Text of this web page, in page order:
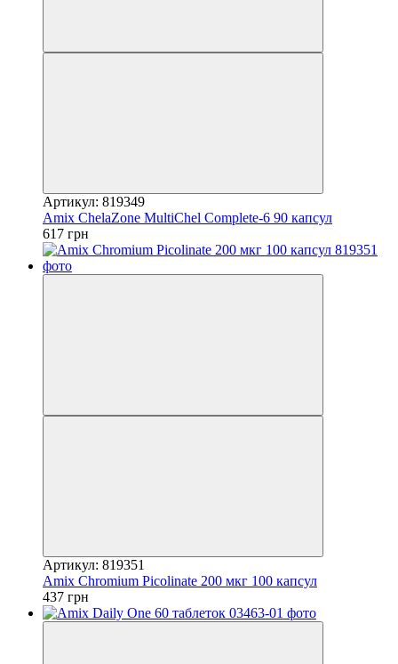
Артикул: 819349
Amix ChelaZone MultiChel Complete-6 90 капсул
617 грн
Артикул: 819351
Amix Chromium Picolinate 200 мкг 100 капсул
437 грн